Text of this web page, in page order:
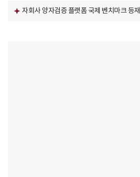
자회사 양자검증 플랫폼 국제 벤치마크 등재